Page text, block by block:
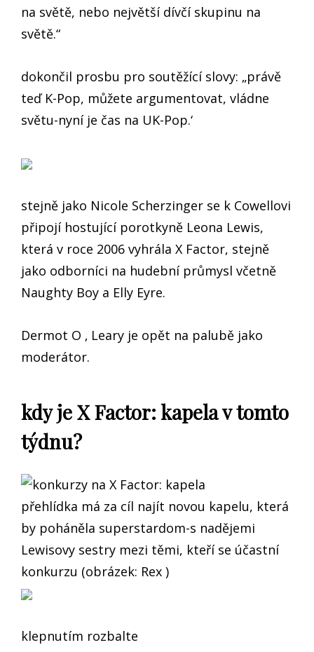
na světě, nebo největší dívčí skupinu na
světě.“
dokončil prosbu pro soutěžící slovy: „právě
teď K-Pop, můžete argumentovat, vládne
světu-nyní je čas na UK-Pop.‘
stejně jako Nicole Scherzinger se k Cowellovi
připojí hostující porotkyně Leona Lewis,
která v roce 2006 vyhrála X Factor, stejně
jako odborníci na hudební průmysl včetně
Naughty Boy a Elly Eyre.
Dermot O ‚ Leary je opět na palubě jako
moderátor.
kdy je X Factor: kapela v tomto
týdnu?
přehlídka má za cíl najít novou kapelu, která
by poháněla superstardom-s nadějemi
Lewisovy sestry mezi těmi, kteří se účastní
konkurzu (obrázek: Rex )
klepnutím rozbalte